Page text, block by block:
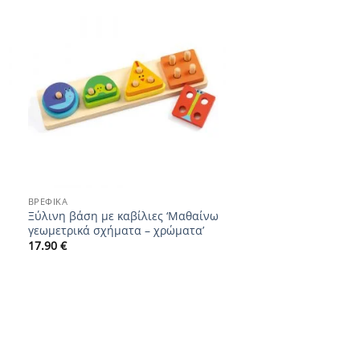
ΒΡΕΦΙΚΆ
Ξύλινη βάση με καβίλιες ‘Μαθαίνω
γεωμετρικά σχήματα – χρώματα’
17.90 €